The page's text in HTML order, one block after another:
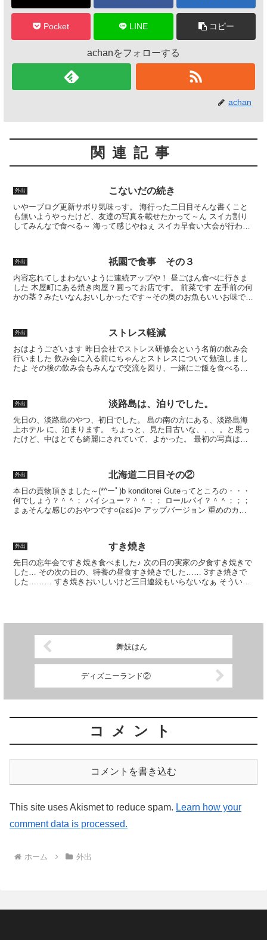
k Pocket LINE コピー
achanをフォローする
achan
関連記事
外出 こないだの続き
いやーブログ更新サボり気味っす。 海行った二日目そんな書くこと
も無いようやったけど、友達の写真を載せたかって～ん スイカ割り
してみんなで食べる～ 海って感じやねぇ スイカ早食い大会が行われ
外出 祇園で食事 その３
内容忘れてしまわないように連続アップや！ 昼ごはん食べに行きま
した 木屋町にある焼き肉屋？圓ってお店です。 前菜です 左手前の何
かの茎？みたいなんおいしかったです～その奥のお魚もいいお味でし
外出 ストレス軽減
おはようございます 昨日会社でストレス研修会という名前の飲み会
行いました 飲み会に入る前にちゃんとストレスについて勉強しまし
たよ その後の飲み会もみんなで交流を図り、一緒にご飯を食べるこ
外出 淡路島は、泊りでした。
先日の、淡路島のやつ、初日でした。 島の南の方にある、淡路島海
上ホテル に、泊まります。 ちょっと、見た目古いな、、、。と思っ
たけど、中はとても綺麗にされていて、よかった。 最初の写真は、
外出 北海道二日目その②
本日の貢物頂きました～(*^ーﾟ)b konditorei Guteってところの・・・
何でしょう？＾＾； パイシュー？＾＾；； ロールパイ？＾＾；；；
まぁそんな感じのおやつです○(≧ε≦)○ アップバージョン 重めのカス
外出 すき焼き
先日の忘年会ですき焼き食べました♪ 次の日の実家の夕食すき焼きで
した… その次の日の、特養の昼食すき焼きでした…… 3すき焼きで
した……… すき焼きおいしいけど三日連続もいらないなぁ そういう
舞妓はん
ディズニーランド②
コメント
コメントを書き込む
This site uses Akismet to reduce spam. Learn how your
comment data is processed.
ホーム 外出